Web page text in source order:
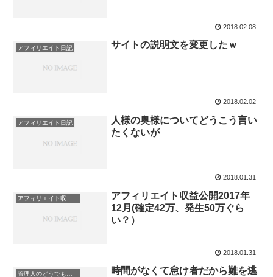
2018.02.08
アフィリエイト日記 サイトの説明文を変更したｗ
2018.02.02
アフィリエイト日記
人様の奥様についてどうこう言い
たくないが
2018.01.31
アフィリエイト収益公開2017年
12月(確定42万、発生50万ぐら
い？）
2018.01.31
時間がなくて怠け者だから難を逃